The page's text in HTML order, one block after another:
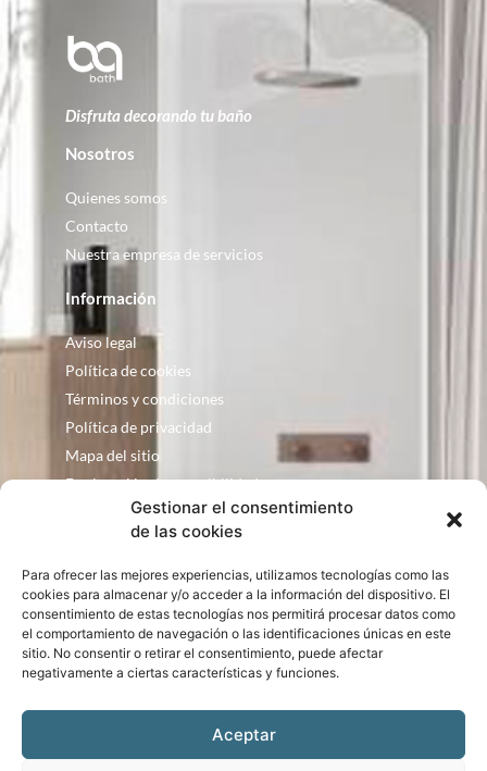
Gestionar el consentimiento
de las cookies
Para ofrecer las mejores experiencias, utilizamos tecnologías como las
cookies para almacenar y/o acceder a la información del dispositivo. El
consentimiento de estas tecnologías nos permitirá procesar datos como
el comportamiento de navegación o las identificaciones únicas en este
sitio. No consentir o retirar el consentimiento, puede afectar
negativamente a ciertas características y funciones.
Aceptar
Disfruta decorando tu baño
Nosotros
Quienes somos
Contacto
Nuestra empresa de servicios
Información
Aviso legal
Política de cookies
Términos y condiciones
Política de privacidad
Mapa del sitio
Declaración de accesibilidad
Contacto
Fontanería Baquero
C/ Justo Zoco, 36 Ejea de los Caballeros
Zaragoza – España
consultas@bqbath.es
693 21 32 44